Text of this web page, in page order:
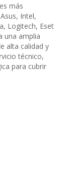
más
Intel,
Logitech, Eset
una amplia
alta calidad y
técnico,
para cubrir